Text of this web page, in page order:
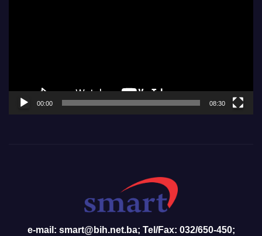
00:00 08:30
e-mail: smart@bih.net.ba; Tel/Fax: 032/650-450;